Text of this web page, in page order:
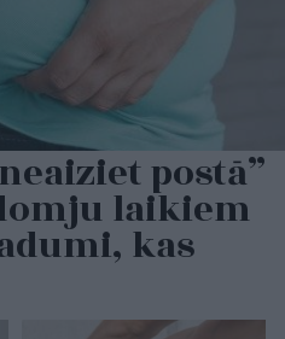
postā”
laikiem
kas